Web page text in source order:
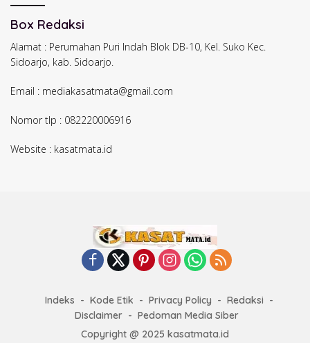
Box Redaksi
Alamat : Perumahan Puri Indah Blok DB-10, Kel. Suko Kec.
Sidoarjo, kab. Sidoarjo.
Email : mediakasatmata@gmail.com
Nomor tlp : 082220006916
Website : kasatmata.id
Indeks Kode Etik Privacy Policy
Redaksi
Disclaimer
Pedoman Media Siber
Copyright @ 2025 kasatmata.id